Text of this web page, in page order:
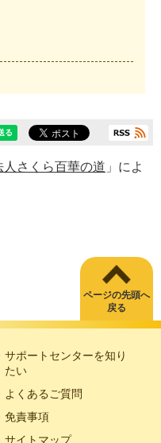
さくら百華の道 」によ
ページの先頭へ
戻る
サポートセンターを知り
たい
よくあるご質問
免責事項
サイトマップ